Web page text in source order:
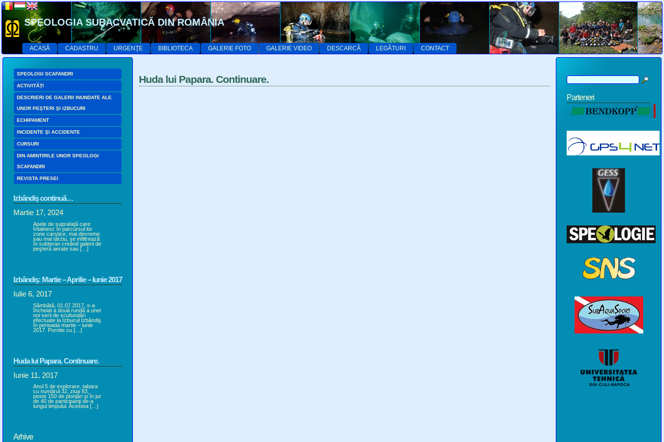
SPEOLOGIA SUBACVATICĂ DIN ROMÂNIA
ACASĂ CADASTRU URGENŢE BIBLIOTECA GALERIE FOTO GALERIE VIDEO DESCARCĂ LEGĂTURI CONTACT
SPEOLOGI SCAFANDRI
ACTIVITĂŢI
DESCRIERI DE GALERII INUNDATE ALE
UNOR PEŞTERI ŞI IZBUCURI
ECHIPAMENT
INCIDENTE ŞI ACCIDENTE
CURSURI
DIN AMINTIRILE UNOR SPEOLOGI
SCAFANDRI
REVISTA PRESEI
Izbândiş continuă…
Martie 17, 2024
Apele de suprafaţă care
întalnesc în parcursul lor
zone carstice, mai devreme
sau mai târziu, se infiltrează
în subteran creând galerii de
peşteră aerate sau […]
Izbândiş: Martie – Aprilie – Iunie 2017
Iulie 6, 2017
Sâmbătă, 01.07.2017, s-a
încheiat a două rundă a unei
noi serii de scufundări
efectuate la Izbucul Izbândiş
în perioada martie – iunie
2017. Pornite cu […]
Huda lui Papara. Continuare.
Iunie 11, 2017
Anul 5 de explorare, tabara
cu numărul 32, ziua 83,
peste 150 de plonjări şi în jur
de 40 de participanţi de-a
lungul timpului. Acestea […]
Arhive
Huda lui Papara. Continuare.
Parteneri